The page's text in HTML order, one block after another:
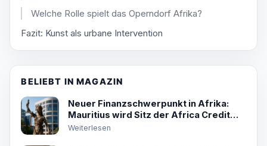
Welche Rolle spielt das Operndorf Afrika?
Fazit: Kunst als urbane Intervention
BELIEBT IN MAGAZIN
Neuer Finanzschwerpunkt in Afrika:
Mauritius wird Sitz der Africa Credit
Rating Agency
Weiterlesen